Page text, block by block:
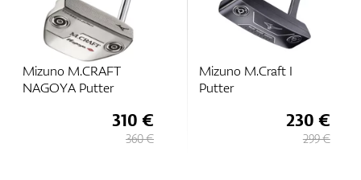
Mizuno M.CRAFT
NAGOYA Putter
310 €
360 €
Mizuno M.Craft I
Putter
230 €
299 €